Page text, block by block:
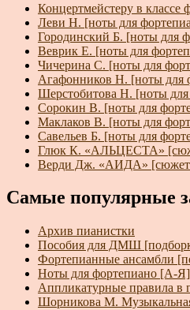
Концертмейстеру в классе
Леви Н. [ноты для
Городинский Б. [ноты для
Веврик Е. [ноты для
Чичерина С. [ноты для
Агафонников Н. [ноты для
Шерстобитова Н. [ноты
Сорокин В. [ноты для
Маклаков В. [ноты для
Савельев Б. [ноты для
Глюк К. «АЛЬЦЕСТА»
Верди Дж. «АИДА»
Самые популярные
Архив пианистки
Пособия для ДМШ
Фортепианные ансамбли
Ноты для фортепиано [А-Я]
Аппликатурные правила в
Шорникова М.